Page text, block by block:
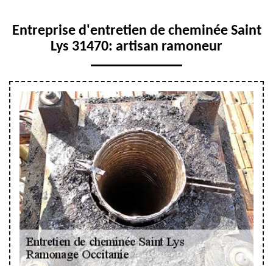
Entreprise d'entretien de cheminée Saint
Lys 31470: artisan ramoneur